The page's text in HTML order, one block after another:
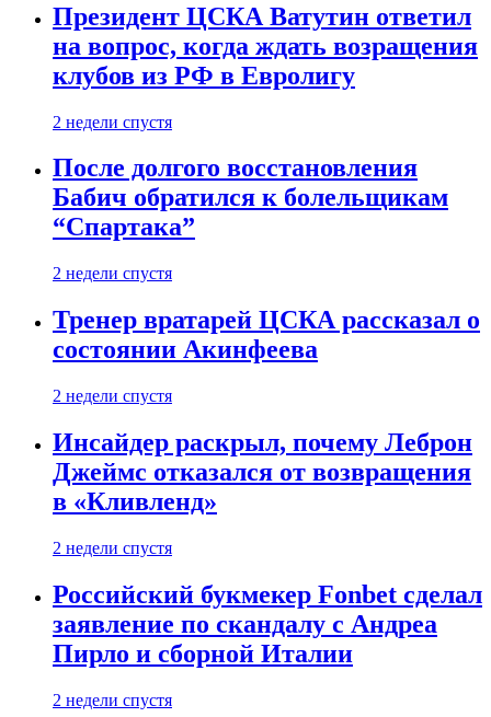
Президент ЦСКА Ватутин ответил
на вопрос, когда ждать возращения
клубов из РФ в Евролигу
2 недели спустя
После долгого восстановления
Бабич обратился к болельщикам
“Спартака”
2 недели спустя
Тренер вратарей ЦСКА рассказал о
состоянии Акинфеева
2 недели спустя
Инсайдер раскрыл, почему Леброн
Джеймс отказался от возвращения
в «Кливленд»
2 недели спустя
Российский букмекер Fonbet сделал
заявление по скандалу с Андреа
Пирло и сборной Италии
2 недели спустя